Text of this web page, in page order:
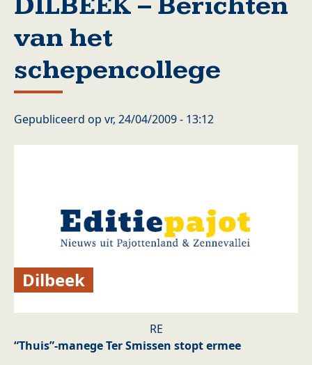
van het
schepencollege
Gepubliceerd op vr, 24/04/2009 - 13:12
Dilbeek
RE
“Thuis”-manege Ter Smissen stopt ermee